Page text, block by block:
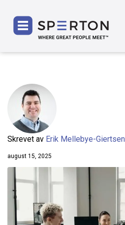
Skrevet av Erik Mellebye-Giertsen
august 15, 2025